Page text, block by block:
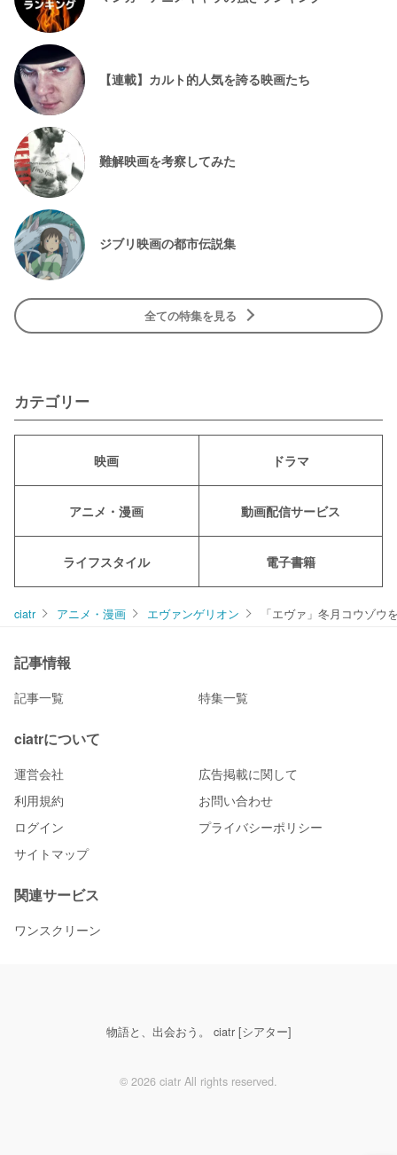
【連載】カルト的人気を誇る映画たち
難解映画を考察してみた
ジブリ映画の都市伝説集
全ての特集を見る
カテゴリー
映画 ドラマ
アニメ・漫画 動画配信サービス
ライフスタイル 電子書籍
ciatr アニメ・漫画 エヴァンゲリオン 「エヴァ」冬月コウゾウ
記事情報
記事一覧 特集一覧
ciatrについて
運営会社
広告掲載に関して
利用規約
お問い合わせ
ログイン
プライバシーポリシー
サイトマップ
関連サービス
ワンスクリーン
物語と、出会おう。 ciatr [シアター]
© 2026 ciatr All rights reserved.